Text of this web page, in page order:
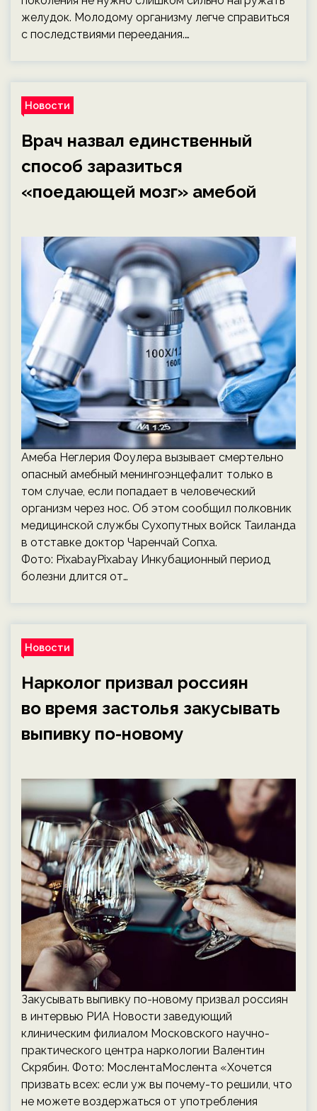
желудок. Молодому организму легче справиться
с последствиями переедания.…
Новости
Врач назвал единственный
способ заразиться
«поедающей мозг» амебой
Амеба Неглерия Фоулера вызывает смертельно
опасный амебный менингоэнцефалит только в
том случае, если попадает в человеческий
организм через нос. Об этом сообщил полковник
медицинской службы Сухопутных войск Таиланда
в отставке доктор Чаренчай Сопха.
Фото: PixabayPixabay Инкубационный период
болезни длится от…
Новости
Нарколог призвал россиян
во время застолья закусывать
выпивку по-новому
Закусывать выпивку по-новому призвал россиян
в интервью РИА Новости заведующий
клиническим филиалом Московского научно-
практического центра наркологии Валентин
Скрябин. Фото: МослентаМослента «Хочется
призвать всех: если уж вы почему-то решили, что
не можете воздержаться от употребления